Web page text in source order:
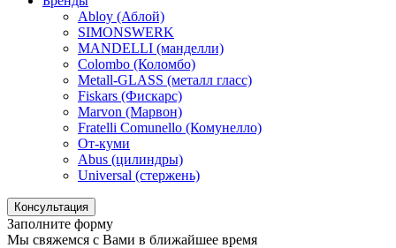
Abloy (Аблой)
SIMONSWERK
MANDELLI (манделли)
Colombo (Коломбо)
Metall-GLASS (металл гласс)
Fiskars (Фискарс)
Marvon (Марвон)
Fratelli Comunello (Комунелло)
От-куми
Abus (цилиндры)
Universal (стержень)
Консультация
Заполните форму
Мы свяжемся с Вами в ближайшее время